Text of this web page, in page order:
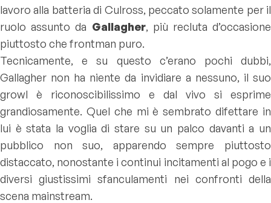
lavoro alla batteria di Culross, peccato solamente per il
ruolo assunto da Gallagher, più recluta d’occasione
piuttosto che frontman puro.
Tecnicamente, e su questo c’erano pochi dubbi,
Gallagher non ha niente da invidiare a nessuno, il suo
growl è riconoscibilissimo e dal vivo si esprime
grandiosamente. Quel che mi è sembrato difettare in
lui è stata la voglia di stare su un palco davanti a un
pubblico non suo, apparendo sempre piuttosto
distaccato, nonostante i continui incitamenti al pogo e i
diversi giustissimi sfanculamenti nei confronti della
scena mainstream.